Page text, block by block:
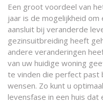
Een groot voordeel van
jaar is de mogelijkheid
aansluit bij veranderde
gezinsuitbreiding heeft
andere veranderingen
van uw huidige woning
te vinden die perfect past
wensen. Zo kunt u
levensfase in een huis dat